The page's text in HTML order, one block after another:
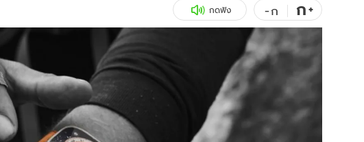
สุขภาพ
เที่ยว-กิน
Tasteful Thailand
Sanook Choice
ดูทีวี
WeTV
Exclusive
นิยาย
ติดตามสนุกโซเชียลได้ที่
กดฟัง -ก ก+